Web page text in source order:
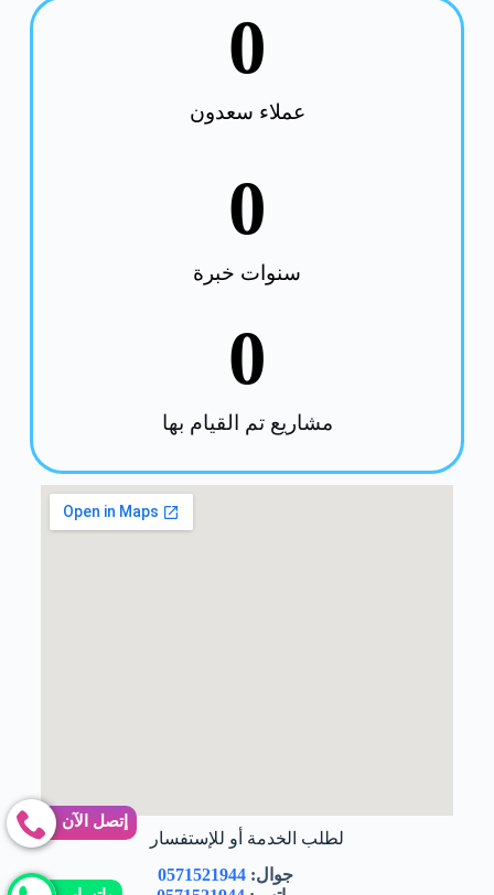
عملاء سعدون
0
سنوات خبرة
0
مشاريع تم القيام بها
0
لطلب الخدمة أو للإستفسار
جوال:0571521944
إتصل الآن